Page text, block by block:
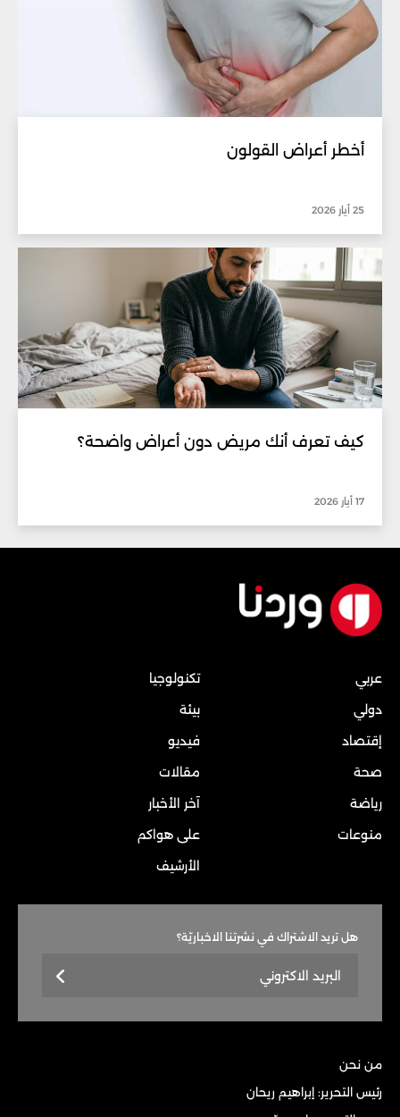
أخطر أعراض القولون
25 أيار 2026
كيف تعرف أنك مريض دون أعراض واضحة؟
17 أيار 2026
عربي
دولي
إقتصاد
صحة
رياضة
منوعات
تكنولوجيا
بيئة
فيديو
مقالات
آخر الأخبار
على هواكم
الأرشيف
هل تريد الاشتراك في نشرتنا الاخباريّة؟
من نحن
رئيس التحرير: إبراهيم ريحان